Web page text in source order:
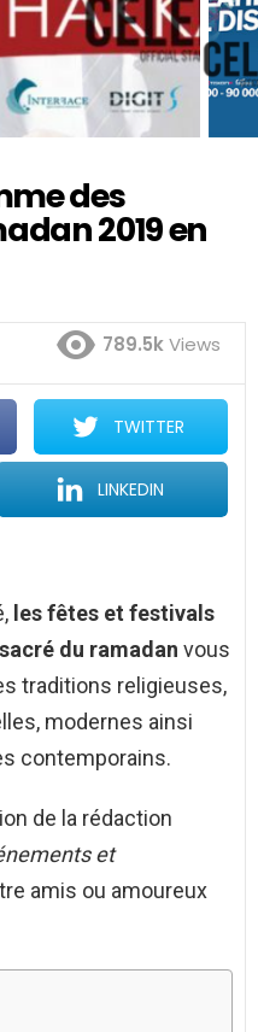
des
2019 en
789.5kViews
TWITTER
LINKEDIN
les fêtes et festivals
du ramadan vous
traditions religieuses,
modernes ainsi
contemporains.
de la rédaction
et
amis ou amoureux